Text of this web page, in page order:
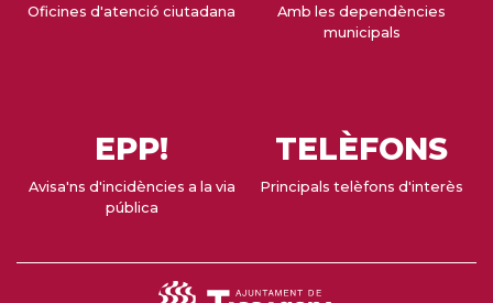
Oficines d'atenció ciutadana
Amb les dependències
municipals
EPP!
Avisa'ns d'incidències a la via
pública
TELÈFONS
Principals telèfons d'interès